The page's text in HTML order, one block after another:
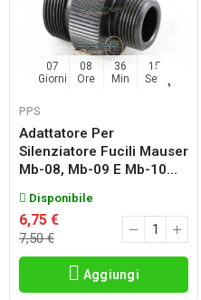
07
Giorni
08
Ore
36
Min
14
Sec
PPS
Adattatore Per
Silenziatore Fucili Mauser
Mb-08, Mb-09 E Mb-10...
Disponibile
6,75 €
7,50 €
Aggiungi